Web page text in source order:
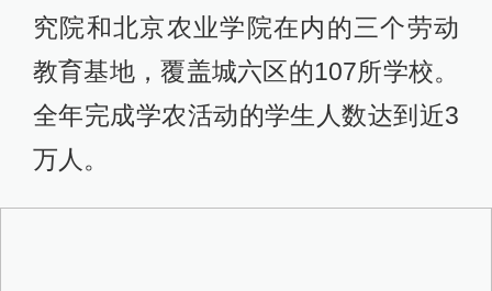
究院和北京农业学院在内的三个劳动
教育基地，覆盖城六区的107所学校。
全年完成学农活动的学生人数达到近3
万人。